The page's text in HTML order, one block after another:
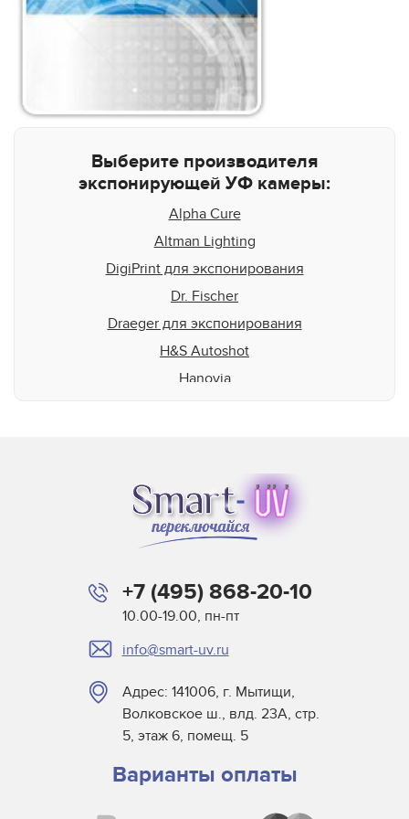
Выберите производителя
экспонирующей УФ камеры:
Alpha Cure
Altman Lighting
DigiPrint для экспонирования
Dr. Fischer
Draeger для экспонирования
H&S Autoshot
Hanovia
Jelight
Johnson and Allen
Loctite
Miltec
Nordson
NuArc
Primarc
SCH Technologies
+7 (495) 868-20-10
10.00-19.00, пн-пт
info@smart-uv.ru
Адрес: 141006, г. Мытищи,
Волковское ш., влд. 23А, стр.
5, этаж 6, помещ. 5
Варианты оплаты